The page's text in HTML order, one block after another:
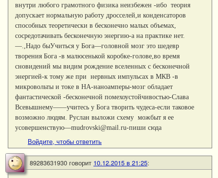
внутри любого грамотного физика неизбежен -ибо теория
допускает нормальную работу дросселей,и конденсаторов
способных теоретически в бесконечно малых объемах,
сосредотачивать бесконечную энергию-а на практике нет.
—.,Надо быУчиться у Бога—головной мозг это шедевр
творения Бога -в малюсенькой коробке-голове,во время
сновидений мы видим рождение вселенных с бесконечной
энергией-к тому же при нервных импульсах в МКВ -в
микровольты и токе в НА-наноамперы-мозг обладает
фантастической -бесконечной помехоустойчивостью-Слава
Всевышнему——учитесь у Бога творить чудеса-если таковое
возможно людям. Руслан выложи схему можбыт я ее
усовершенствую—mudrovski@mail.ru-пиши сюда
Войдите, чтобы ответить
89283631930 говорит 10.12.2015 в 21:25: